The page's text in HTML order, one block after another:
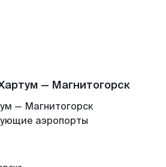
— Магнитогорск
— Магнитогорск
аэропорты